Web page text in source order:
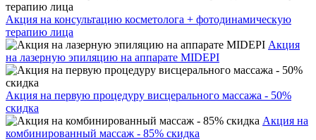
Акция на консультацию косметолога + фотодинамическую
терапию лица
Акция
на лазерную эпиляцию на аппарате MIDEPI
Акция на первую процедуру висцерального массажа - 50%
скидка
Акция на
комбинированный массаж - 85% скидка